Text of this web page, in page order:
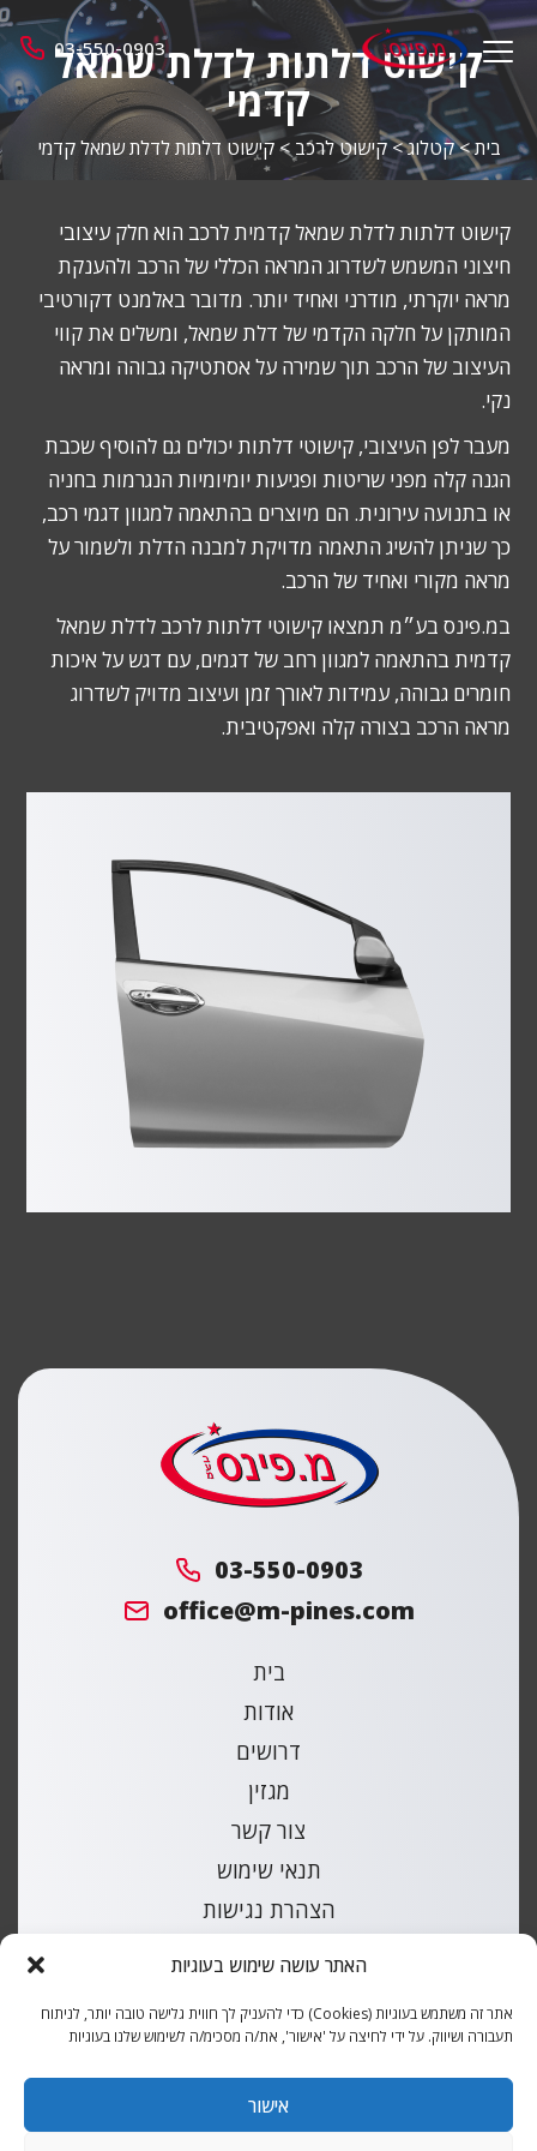
האתר עושה שימוש בעוגיות
אתר זה משתמש בעוגיות (Cookies) כדי להעניק לך חווית גלישה טובה יותר, לניתוח
תעבורה ושיווק. על ידי לחיצה על 'אישור', את/ה מסכימ/ה לשימוש שלנו בעוגיות
אישור
מ.
פינס
03-550-0903 menu
openerקישוט דלתות לדלת שמאל
קדמי
בית>קטלוג>קישוט לרכב>קישוט דלתות לדלת שמאל קדמי
קישוט דלתות לדלת שמאל קדמית לרכב הוא חלק עיצובי
חיצוני המשמש לשדרוג המראה הכללי של הרכב ולהענקת
מראה יוקרתי, מודרני ואחיד יותר. מדובר באלמנט דקורטיבי
המותקן על חלקה הקדמי של דלת שמאל, ומשלים את קווי
העיצוב של הרכב תוך שמירה על אסתטיקה גבוהה ומראה
נקי.
מעבר לפן העיצובי, קישוטי דלתות יכולים גם להוסיף שכבת
הגנה קלה מפני שריטות ופגיעות יומיומיות הנגרמות בחניה
או בתנועה עירונית. הם מיוצרים בהתאמה למגוון דגמי רכב,
כך שניתן להשיג התאמה מדויקת למבנה הדלת ולשמור על
מראה מקורי ואחיד של הרכב.
במ.פינס בע״מ תמצאו קישוטי דלתות לרכב לדלת שמאל
קדמית בהתאמה למגוון רחב של דגמים, עם דגש על איכות
חומרים גבוהה, עמידות לאורך זמן ועיצוב מדויק לשדרוג
מראה הרכב בצורה קלה ואפקטיבית.
03-550-0903
office@m-pines.com
בית
אודות
דרושים
מגזין
צור קשר
תנאי שימוש
הצהרת נגישות
כל הזכויות שמורות למ.פינס |
עיצוב ובנייהאקסטרה דיגיטל